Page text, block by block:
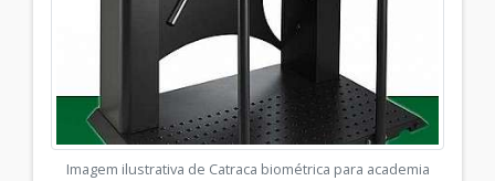
Imagem ilustrativa de Catraca biométrica para academia